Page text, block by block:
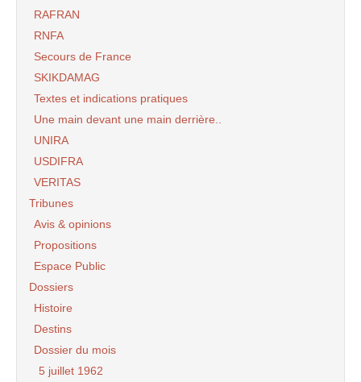
RAFRAN
RNFA
Secours de France
SKIKDAMAG
Textes et indications pratiques
Une main devant une main derrière..
UNIRA
USDIFRA
VERITAS
Tribunes
Avis & opinions
Propositions
Espace Public
Dossiers
Histoire
Destins
Dossier du mois
5 juillet 1962